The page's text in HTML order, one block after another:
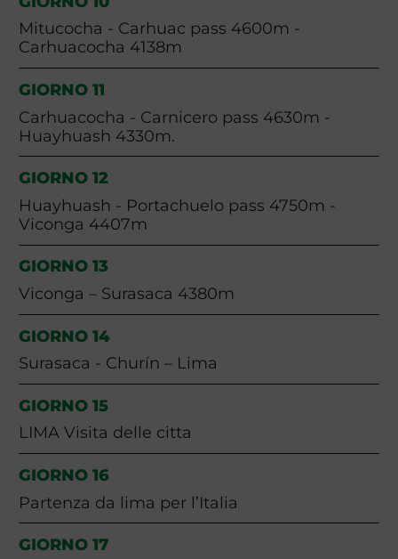
Mitucocha - Carhuac pass 4600m -
Carhuacocha 4138m
GIORNO 11
Carhuacocha - Carnicero pass 4630m -
Huayhuash 4330m.
GIORNO 12
Huayhuash - Portachuelo pass 4750m -
Viconga 4407m
GIORNO 13
Viconga – Surasaca 4380m
GIORNO 14
Surasaca - Churín – Lima
GIORNO 15
LIMA Visita delle citta
GIORNO 16
Partenza da lima per l’Italia
GIORNO 17